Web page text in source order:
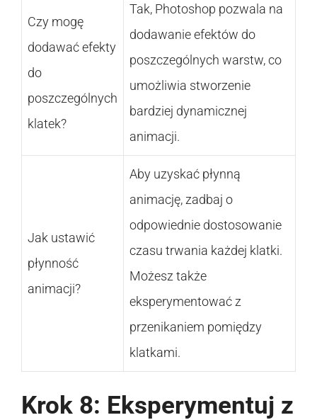
Czy mogę
dodawać efekty
do
poszczególnych
klatek?
Tak, Photoshop pozwala na
dodawanie efektów do
poszczególnych warstw, co
umożliwia stworzenie
bardziej dynamicznej
animacji.
Jak ustawić
płynność
animacji?
Aby uzyskać płynną
animację, zadbaj o
odpowiednie dostosowanie
czasu trwania każdej klatki.
Możesz także
eksperymentować z
przenikaniem pomiędzy
klatkami.
Krok 8: Eksperymentuj z